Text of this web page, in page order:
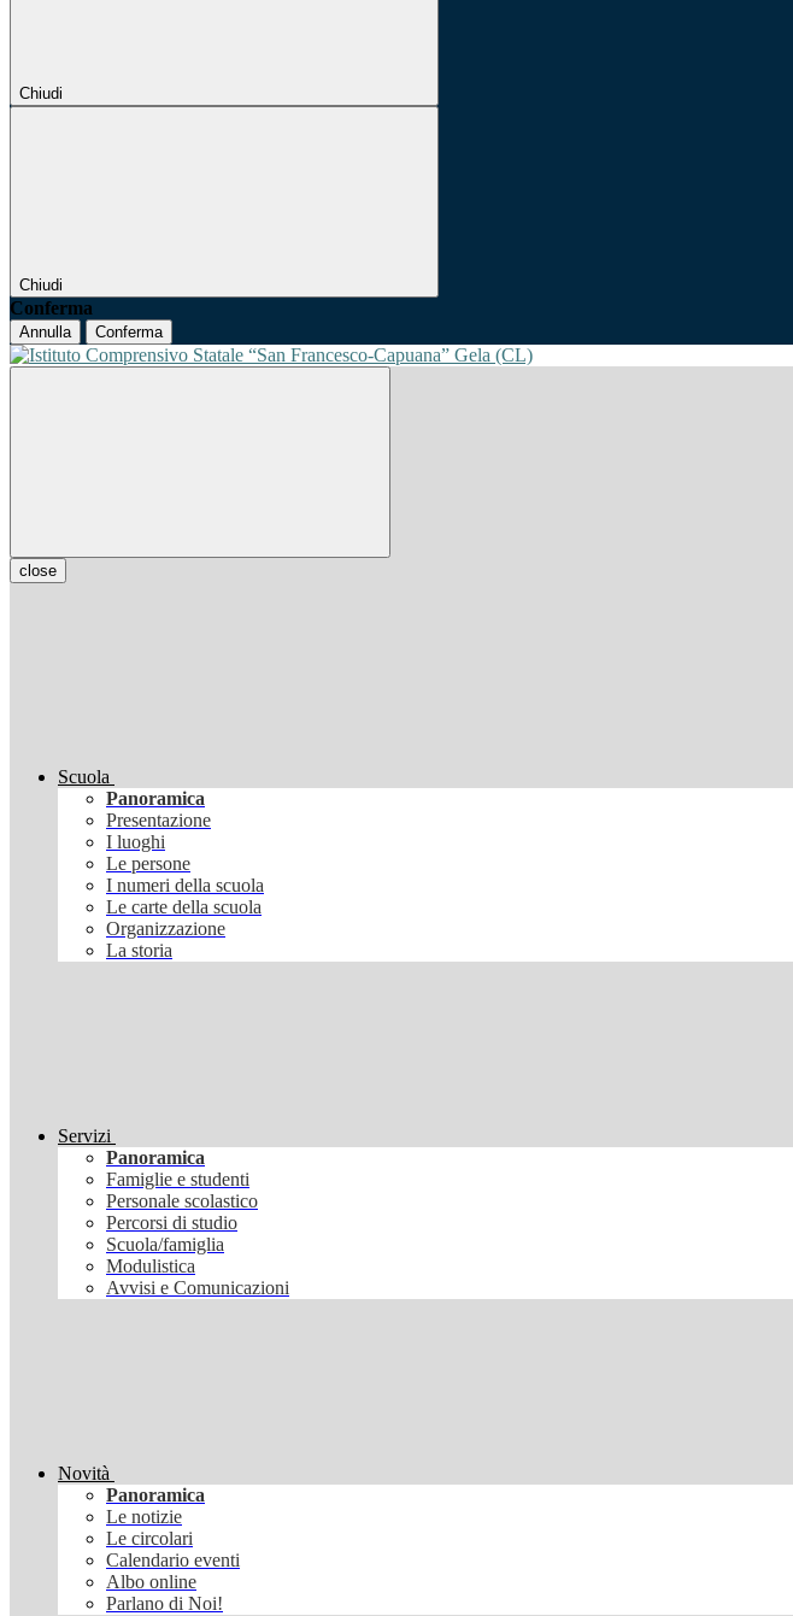
Chiudi
Chiudi
Conferma
Annulla Conferma
close
Scuola
Panoramica
Presentazione
I luoghi
Le persone
I numeri della scuola
Le carte della scuola
Organizzazione
La storia
Servizi
Panoramica
Famiglie e studenti
Personale scolastico
Percorsi di studio
Scuola/famiglia
Modulistica
Avvisi e Comunicazioni
Novità
Panoramica
Le notizie
Le circolari
Calendario eventi
Albo online
Parlano di Noi!